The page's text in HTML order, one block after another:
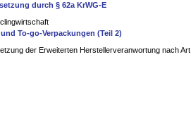
durch § 62a KrWG-E
To-go-Verpackungen (Teil 2)
der Erweiterten Herstellerveranwortung nach Art.